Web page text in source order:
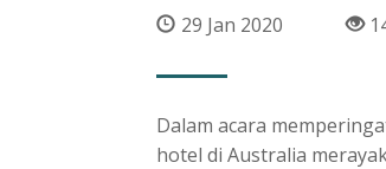
29 Jan 2020
Dalam acara
hotel di Australia